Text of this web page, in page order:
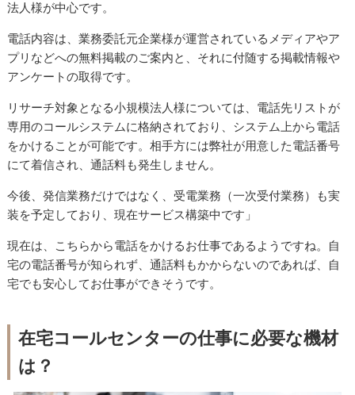
法人様が中心です。
電話内容は、業務委託元企業様が運営されているメディアやア
プリなどへの無料掲載のご案内と、それに付随する掲載情報や
アンケートの取得です。
リサーチ対象となる小規模法人様については、電話先リストが
専用のコールシステムに格納されており、システム上から電話
をかけることが可能です。相手方には弊社が用意した電話番号
にて着信され、通話料も発生しません。
今後、発信業務だけではなく、受電業務（一次受付業務）も実
装を予定しており、現在サービス構築中です」
現在は、こちらから電話をかけるお仕事であるようですね。自
宅の電話番号が知られず、通話料もかからないのであれば、自
宅でも安心してお仕事ができそうです。
在宅コールセンターの仕事に必要な機材
は？